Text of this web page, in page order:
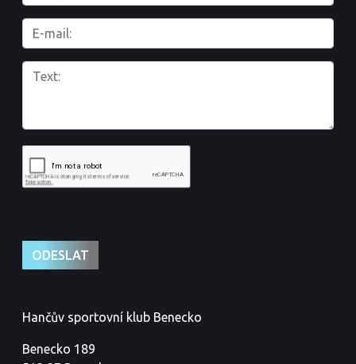
Hančův sportovní klub Benecko
Benecko 189